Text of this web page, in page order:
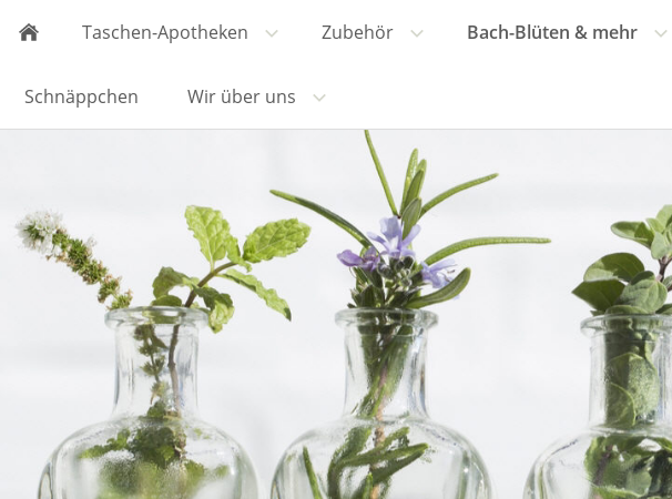
Taschen-Apotheken Zubehör Bach-Blüten & mehr
Schnäppchen Wir über uns